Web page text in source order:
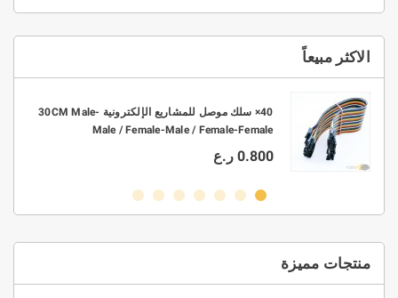
الاكثر مبيعاً
40× سلك موصل للمشاريع الإلكترونية 30CM Male-
Male / Female-Male / Female-Female
0.800 ر.ع
منتجات مميزة